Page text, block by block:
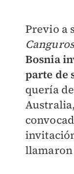
Previo a
Bosnia
parte de
quería
llamaron